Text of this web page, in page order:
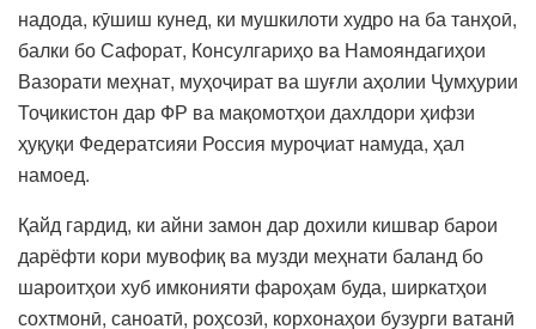
надода, кӯшиш кунед, ки мушкилоти худро на ба танҳоӣ,
балки бо Сафорат, Консулгариҳо ва Намояндагиҳои
Вазорати меҳнат, муҳоҷират ва шуғли аҳолии Ҷумҳурии
Тоҷикистон дар ФР ва мақомотҳои дахлдори ҳифзи
ҳуқуқи Федератсияи Россия муроҷиат намуда, ҳал
намоед.
Қайд гардид, ки айни замон дар дохили кишвар барои
дарёфти кори мувофиқ ва музди меҳнати баланд бо
шароитҳои хуб имконияти фароҳам буда, ширкатҳои
сохтмонӣ, саноатӣ, роҳсозӣ, корхонаҳои бузурги ватанӣ